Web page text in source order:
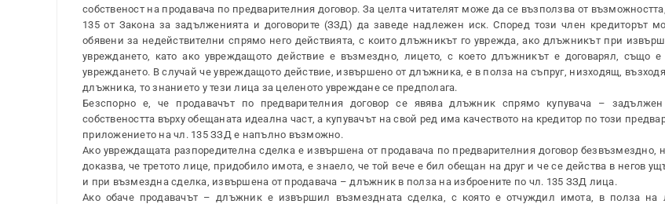
собственост на продавача по предварителния договор. За целта читателят може да се възползва от
135 от Закона за задълженията и договорите (ЗЗД) да заведе надлежен иск. Според този член кредиторът
обявени за недействителни спрямо него действията, с които длъжникът го уврежда, ако длъжникът при
увреждането, като ако увреждащото действие е възмездно, лицето, с което длъжникът е договарял, също
увреждането. В случай че увреждащото действие, извършено от длъжника, е в полза на съпруг, низходящ,
длъжника, то знанието у тези лица за целеното увреждане се предполага.
Безспорно е, че продавачът по предварителния договор се явява длъжник спрямо купувача –
собствеността върху обещаната идеална част, а купувачът на свой ред има качеството на кредитор по този
приложението на чл. 135 ЗЗД е напълно възможно.
Ако увреждащата разпоредителна сделка е извършена от продавача по предварителния договор безвъзмездно,
доказва, че третото лице, придобило имота, е знаело, че той вече е бил обещан на друг и че се действа в негов
и при възмездна сделка, извършена от продавача – длъжник в полза на изброените по чл. 135 ЗЗД лица.
Ако обаче продавачът – длъжник е извършил възмездната сделка, с която е отчуждил имота, в полза на